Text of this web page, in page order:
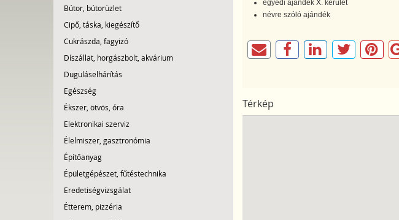
Bútor, bútorüzlet
Cipő, táska, kiegészítő
Cukrászda, fagyizó
Díszállat, horgászbolt, akvárium
Duguláselhárítás
Egészség
Ékszer, ötvös, óra
Elektronikai szerviz
Élelmiszer, gasztronómia
Építőanyag
Épületgépészet, fűtéstechnika
Eredetiségvizsgálat
Étterem, pizzéria
egyedi ajándék X. kerület
névre szóló ajándék
Térkép